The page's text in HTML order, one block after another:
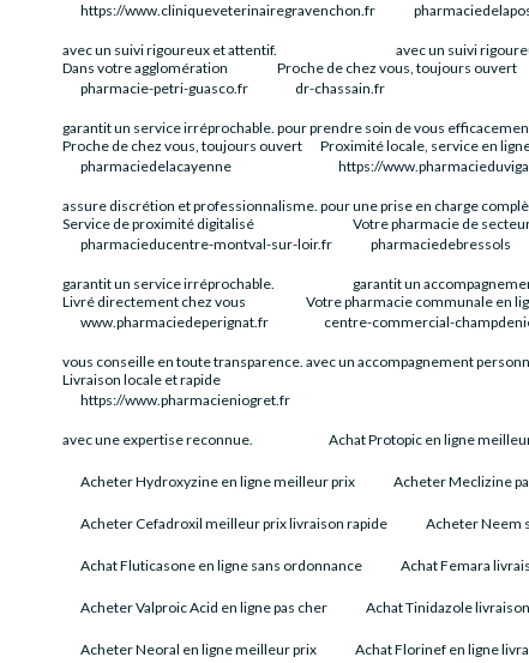
https://www.cliniqueveterinairegravenchon.fr
avec un suivi rigoureux et attentif.
avec un suivi
Dans votre agglomération
pharmacie-petri-guasco.fr
garantit un service irréprochable.
Proche de chez vous, toujours ouvert
dr-chassain.fr
pour prendre soin de vous
Proche de chez vous, toujours ouvert
pharmaciedelacayenne
assure discrétion et professionnalisme.
Proximité locale, service en
https://
pour une prise en charge
Service de proximité digitalisé
pharmacieducentre-montval-sur-loir.fr
garantit un service irréprochable.
Votre pharmacie de
pharmaciedebressols
garantit un
Livré directement chez vous
www.pharmaciedeperignat.fr
vous conseille en toute transparence.
Votre pharmacie communale en
centre-commercial-
avec un accompagnement
Livraison locale et rapide
https://www.pharmacieniogret.fr
avec une expertise reconnue. Achat Protopic en ligne
Acheter Hydroxyzine en ligne meilleur prix Acheter Meclizine
Acheter Cefadroxil meilleur prix livraison rapide Acheter Neem
Achat Fluticasone en ligne sans ordonnance Achat Femara
Acheter Valproic Acid en ligne pas cher Achat Tinidazole
Acheter Neoral en ligne meilleur prix Achat Florinef en ligne